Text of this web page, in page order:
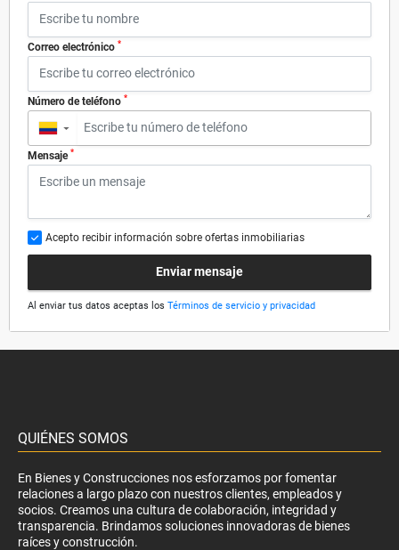
Correo electrónico *
Número de teléfono *
▼
Mensaje *
Acepto recibir información sobre ofertas inmobiliarias
Enviar mensaje
Al enviar tus datos aceptas los Términos de servicio y privacidad
QUIÉNES SOMOS
En Bienes y Construcciones nos esforzamos por fomentar
relaciones a largo plazo con nuestros clientes, empleados y
socios. Creamos una cultura de colaboración, integridad y
transparencia. Brindamos soluciones innovadoras de bienes
raíces y construcción.